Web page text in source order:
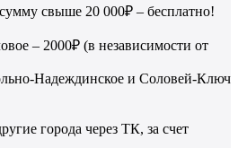
свыше 20 000₽ – бесплатно!
– 2000₽ (в независимости от
Надеждинское и Соловей-Ключ
города через ТК, за счет